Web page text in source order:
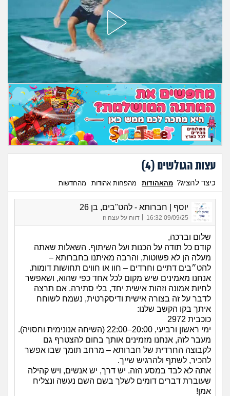
בין הסדינים
חיות מחמד
יוקר המחיה
גאווה
עצות הגולשים (4
)
כיצד להציג? מהאהודות מהפחות אהודות מהחדשות
יוסף | חברותא - להט"בים, בן 26
09/09/25 16:32
| דווח על עצה זו
שלום וברכה,
קודם כל תודה על הכנות ועל השיתוף. השאלות שאתה
מעלה הן לא פשוטות, והרבה מאיתנו בחברותא –
להט״בים דתיים וחרדים – חוו או חווים תחושות דומות.
אנחנו מאמינים שיש מקום לכל אחד כפי שהוא, ושאפשר
לחיות אמונה וזהות אישית יחד, בלי סתירה. אם תרצה
לדבר על זה בצורה אישית ודיסקרטית, נשמח לשוחח
איתך בקו הקשב שלנו:
כוכבית 2972
ימי ראשון ורביעי, 20:00–22:00 (השיחה אנונימית וחסויה).
מעבר לזה, אנחנו מזמינים אותך בחום להצטרף גם
לקבוצה החרדית של חברותא – מרחב תומך שבו אפשר
להכיר, לשתף ולהרגיש שייך.
אתה לא לבד במסע הזה. יש דרך, יש אנשים, ויש קהילה
שעוברת דברים דומים לשלך בשם השם נעשה ונצליח
אמן!